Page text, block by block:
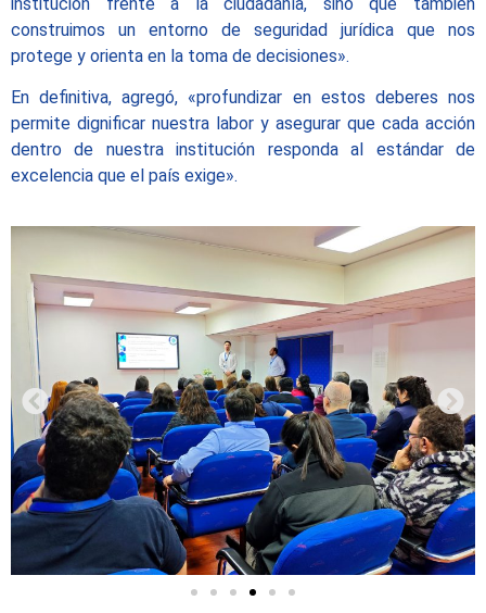
construimos un entorno de seguridad jurídica que nos
protege y orienta en la toma de decisiones».
En definitiva, agregó, «profundizar en estos deberes nos
permite dignificar nuestra labor y asegurar que cada acción
dentro de nuestra institución responda al estándar de
excelencia que el país exige».